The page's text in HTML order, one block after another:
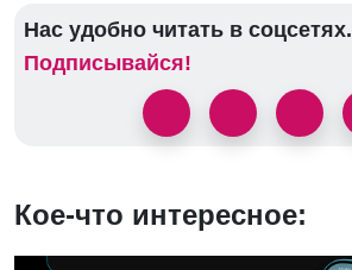
Нас удобно читать в соцсетях.
Подписывайся!
Кое-что интересное: